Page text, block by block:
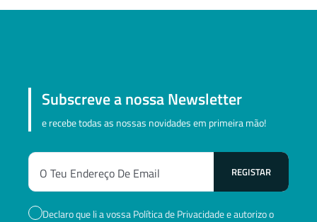
Subscreve a nossa Newsletter
e recebe todas as nossas novidades em primeira mão!
Declaro que li a vossa Política de Privacidade e autorizo o